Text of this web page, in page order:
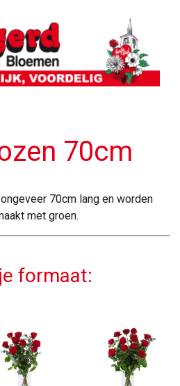
70cm
70cm lang en worden
met groen.
formaat: